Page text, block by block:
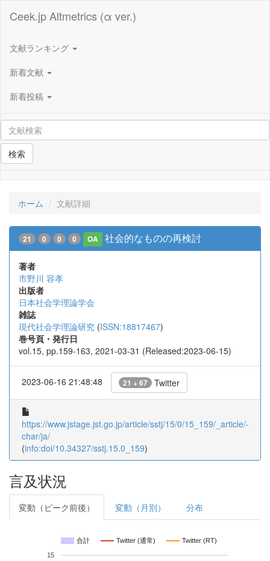
Ceek.jp Altmetrics (α ver.)
文献ランキング
新着文献
新着投稿
検索
ホーム 文献詳細
21 0 0 0 OA 社会的なものの再検討
著者
市野川 容孝
出版者
日本社会学理論学会
雑誌
現代社会学理論研究 (ISSN:18817467)
巻号頁・発行日
vol.15, pp.159-163, 2021-03-31 (Released:2023-06-15)
2023-06-16 21:48:48 21 + 67 Twitter
https://www.jstage.jst.go.jp/article/sstj/15/0/15_159/_article/-
char/ja/
(info:doi/10.34327/sstj.15.0_159)
言及状況
変動（ピーク前後） 変動（月別） 分布
合計 Twitter (通常) Twitter (RT)
15